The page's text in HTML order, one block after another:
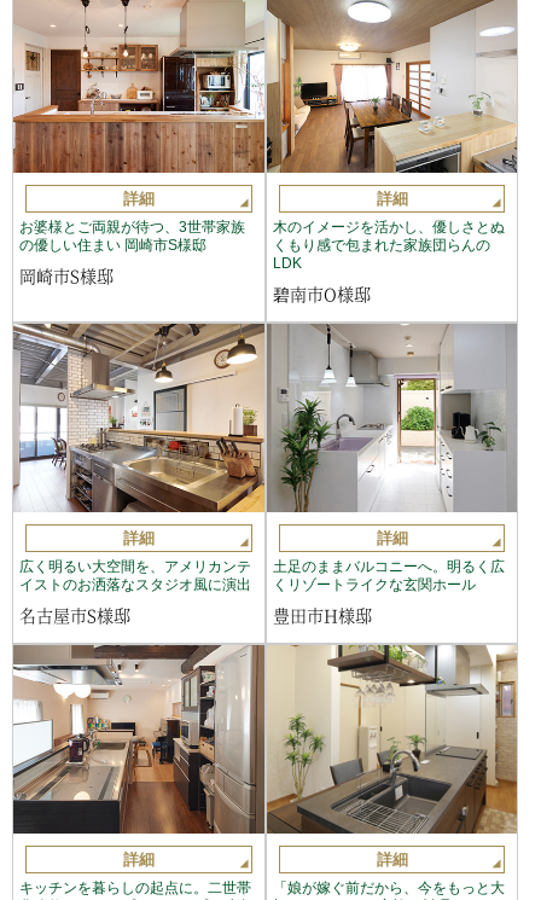
詳細
お婆様とご両親が待つ、3世帯家族
の優しい住まい 岡崎市S様邸
岡崎市S様邸
詳細
木のイメージを活かし、優しさとぬ
くもり感で包まれた家族団らんの
LDK
碧南市O様邸
詳細
広く明るい大空間を、アメリカンテ
イストのお洒落なスタジオ風に演出
名古屋市S様邸
詳細
土足のままバルコニーへ。明るく広
くリゾートライクな玄関ホール
豊田市H様邸
詳細
キッチンを暮らしの起点に。二世帯
詳細
「娘が嫁ぐ前だから、今をもっと大